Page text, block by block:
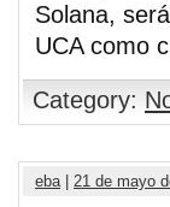
Solana,
UCA como
Category:
eba| 21 de mayo